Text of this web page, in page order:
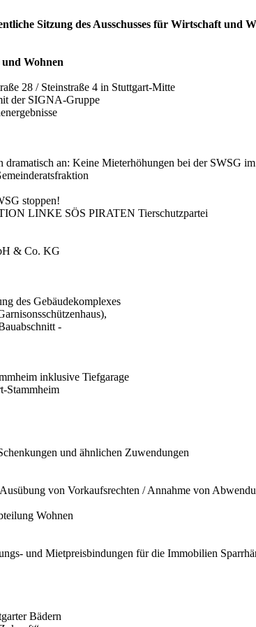
Sitzung des Ausschusses für Wirtschaft und
Wohnen
28 / Steinstraße 4 in Stuttgart-Mitte
der SIGNA-Gruppe
dramatisch an: Keine Mieterhöhungen bei der SWSG
stoppen!
LINKE SÖS PIRATEN Tierschutzpartei
& Co. KG
des Gebäudekomplexes
-
inklusive Tiefgarage
Stammheim
und ähnlichen Zuwendungen
von Vorkaufsrechten / Annahme von
Wohnen
und Mietpreisbindungen für die Immobilien
Bädern